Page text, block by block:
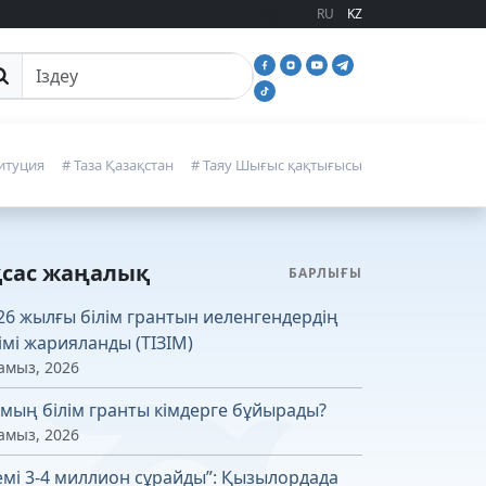
RU KZ
іздеу
# Таза Қазақстан # Таяу Шығыс қақтығысы
жаңалық БАРЛЫҒЫ
жылғы білім грантын иеленгендердің
жарияланды (ТІЗІМ)
2026
білім гранты кімдерге бұйырады?
2026
3-4 миллион сұрайды”: Қызылордада